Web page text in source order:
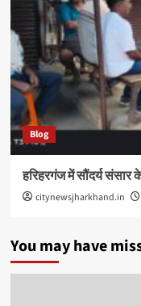
Blog
हरिहरगंज में सौंदर्य
citynewsjharkhand.in
You may have